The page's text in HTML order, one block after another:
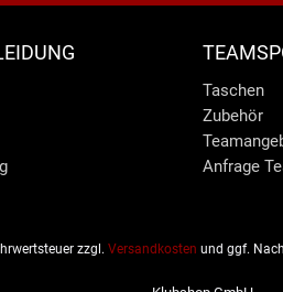
Taschen
Zubehör
Anfrage
zzgl. Versandkosten und ggf.